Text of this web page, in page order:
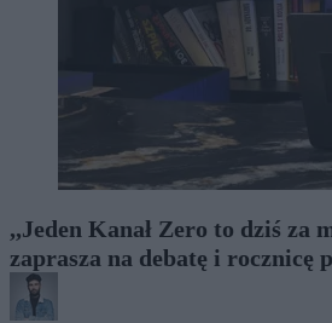
,,Jeden Kanał Zero to dziś za
zaprasza na debatę i rocznicę